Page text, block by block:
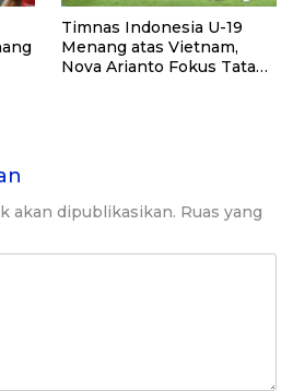
Timnas Indonesia U-19
Menang atas Vietnam,
Nova Arianto Fokus Tatap
akan dipublikasikan. Ruas yang